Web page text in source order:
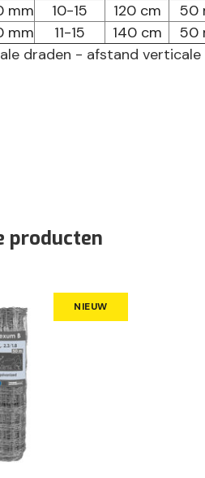
mm 10-15 120 cm 50
mm 11-15 140 cm 50
draden - afstand verticale
producten
NIEUW